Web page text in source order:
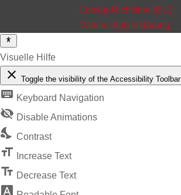
Cookie-Richtlinie (EU)
Datenschutzerklärung
Visuelle Hilfe
close Toggle the visibility of the Accessibility Toolbar
keyboard Keyboard Navigation
visibility_off Disable Animations
nights_stay Contrast
format_size Increase Text
text_fields Decrease Text
font_download